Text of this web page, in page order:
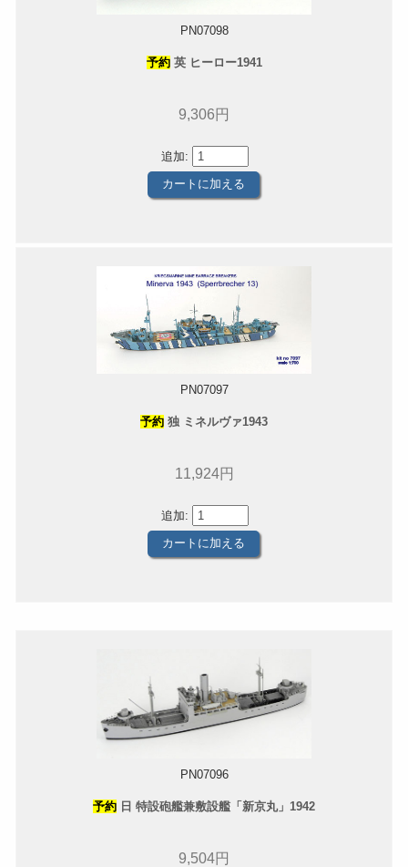
PN07098
予約英 ヒーロー1941
9,306円
追加:
PN07097
予約 独 ミネルヴァ1943
11,924円
追加:
PN07096
予約 日 特設砲艦兼敷設艦「新京丸」1942
9,504円